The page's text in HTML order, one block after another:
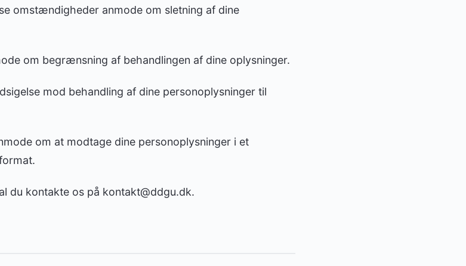
omstændigheder anmode om sletning af dine
om begrænsning af behandlingen af dine oplysninger.
mod behandling af dine personoplysninger til
om at modtage dine personoplysninger i et
du kontakte os på kontakt@ddgu.dk.